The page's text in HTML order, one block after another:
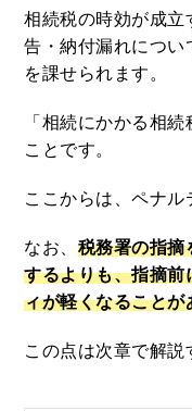
相続税の時効が成立
告・納付漏れについ
を課せられます。
「相続にかかる相
ことです。
ここからは、ペナル
なお、 税務署の指摘
するよりも、指摘前
ィが軽くなることが
この点は次章で解説